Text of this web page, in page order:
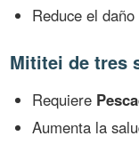
Reduce el
Mititei de tres
Requiere
Aumenta la